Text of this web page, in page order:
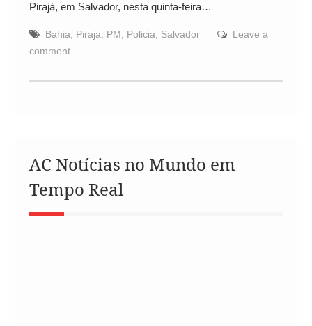
Pirajá, em Salvador, nesta quinta-feira…
Bahia, Piraja, PM, Policia, Salvador
Leave a
comment
AC Notícias no Mundo em
Tempo Real